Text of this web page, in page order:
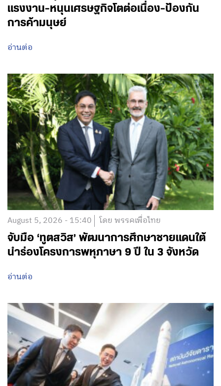
แรงงาน-หนุนเศรษฐกิจโตต่อเนื่อง-ป้องกัน
การค้ามนุษย์
อ่านต่อ
August 5, 2026 - 15:40 โดย พรรคเพื่อไทย
จับมือ ‘ทูตสวิส’ พัฒนาการศึกษาชายแดนใต้
นำร่องโครงการพหุภาษา 9 ปี ใน 3 จังหวัด
อ่านต่อ